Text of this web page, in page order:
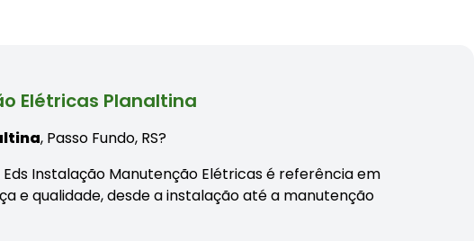
Elétricas Planaltina
, Passo Fundo, RS?
Eds Instalação Manutenção Elétricas é referência em
e qualidade, desde a instalação até a manutenção